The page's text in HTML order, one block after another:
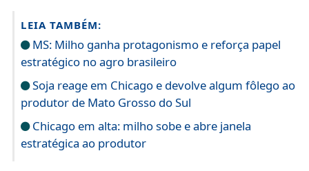
LEIA TAMBÉM:
MS: Milho ganha protagonismo e reforça papel
estratégico no agro brasileiro
Soja reage em Chicago e devolve algum fôlego ao
produtor de Mato Grosso do Sul
Chicago em alta: milho sobe e abre janela
estratégica ao produtor